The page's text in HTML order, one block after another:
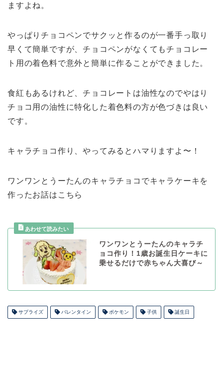
ますよね。
やっぱりチョコペンでサクッと作るのが一番手っ取り
早くて簡単ですが、チョコペンがなくてもチョコレー
ト用の着色料で意外と簡単に作ることができました。
食紅もあるけれど、チョコレートは油性なのでやはり
チョコ用の油性に特化した着色料の方が色づきは良い
です。
キャラチョコ作り、やってみるとハマりますよ〜！
ワンワンとうーたんのキャラチョコでキャラケーキを
作ったお話はこちら
ワンワンとうーたんのキャラチ
ョコ作り！1歳お誕生日ケーキに
乗せるだけで赤ちゃん大喜び～
サプライズ バレンタイン ポケモン 子供 誕生日